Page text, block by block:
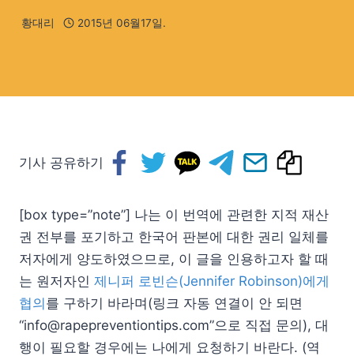
황대리 2015년 06월17일.
기사 공유하기
[box type=”note”] 나는 이 번역에 관련한 지적 재산
권 전부를 포기하고 한국어 판본에 대한 권리 일체를
저자에게 양도하였으므로, 이 글을 인용하고자 할 때
는 원저자인 제니퍼 로빈슨(Jennifer Robinson)에게
협의 를 구하기 바라며(링크 자동 연결이 안 되면
“info@rapepreventiontips.com”으로 직접 문의), 대
행이 필요할 경우에는 나에게 요청하기 바란다. (역